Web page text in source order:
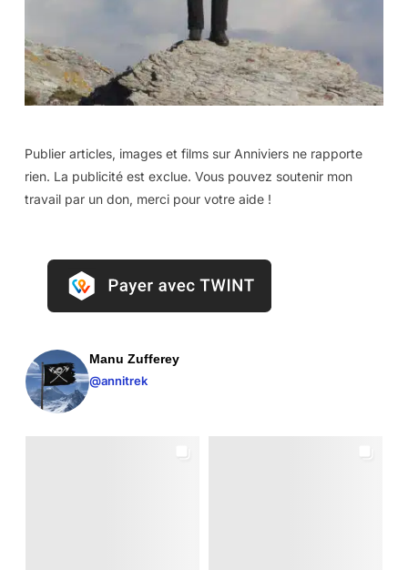
Publier articles, images et films sur Anniviers ne rapporte
rien. La publicité est exclue. Vous pouvez soutenir mon
travail par un don, merci pour votre aide !
Manu Zufferey
@annitrek